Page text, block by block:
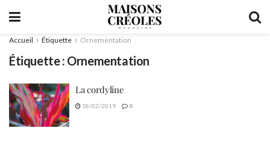
Accueil Étiquette Ornementation
Étiquette : Ornementation
La cordyline
18/02/2019 0